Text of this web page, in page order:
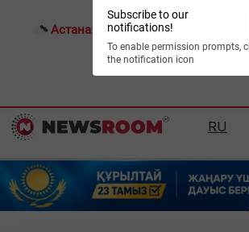
Subscribe to our
notifications!
To enable permission prompts,
the notification icon
Астана: 27°C Алматы:
RU